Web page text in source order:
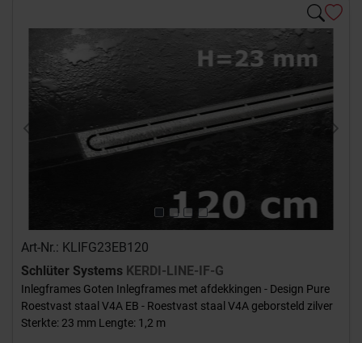
Previous Next
Art-Nr.: KLIFG23EB120
Schlüter Systems KERDI-LINE-IF-G
Inlegframes Goten Inlegframes met afdekkingen - Design Pure
Roestvast staal V4A EB - Roestvast staal V4A geborsteld zilver
Sterkte: 23 mm Lengte: 1,2 m